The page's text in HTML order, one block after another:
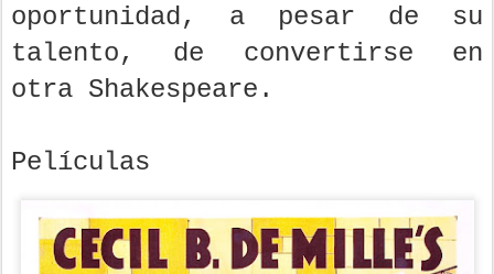
oportunidad, a pesar de su
talento, de convertirse en
otra Shakespeare.
Películas